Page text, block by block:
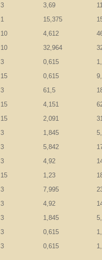
3 3,69
1 15,375
10 4,612
10 32,964
3 0,615
15 0,615
3 61,5
15 4,151
15 2,091
3 1,845
3 5,842
3 4,92
15 1,23
3 7,995
3 4,92
3 1,845
3 0,615
3 0,615